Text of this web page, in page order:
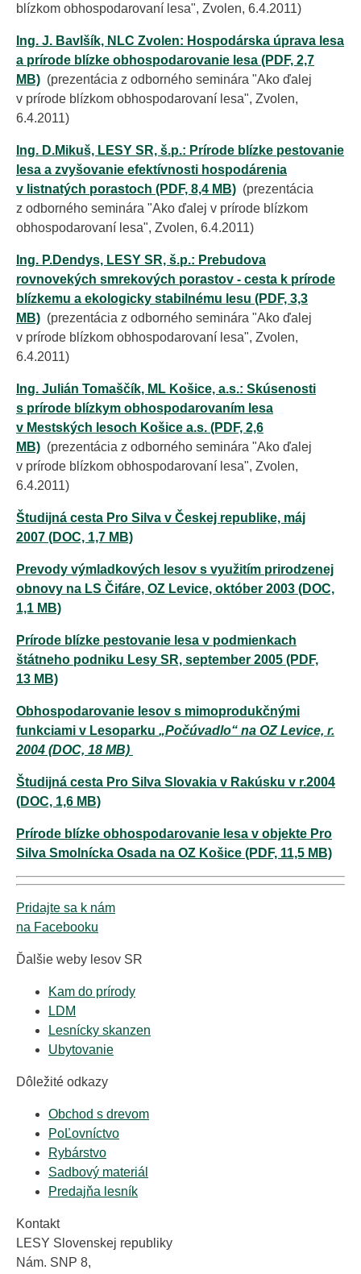
blízkom obhospodarovaní lesa", Zvolen, 6.4.2011)
Ing. J. Bavlšík, NLC Zvolen: Hospodárska úprava lesa
a prírode blízke obhospodarovanie lesa (PDF, 2,7
MB) (prezentácia z odborného seminára "Ako ďalej
v prírode blízkom obhospodarovaní lesa", Zvolen,
6.4.2011)
Ing. D.Mikuš, LESY SR, š.p.: Prírode blízke pestovanie
lesa a zvyšovanie efektívnosti hospodárenia
v listnatých porastoch (PDF, 8,4 MB) (prezentácia
z odborného seminára "Ako ďalej v prírode blízkom
obhospodarovaní lesa", Zvolen, 6.4.2011)
Ing. P.Dendys, LESY SR, š.p.: Prebudova
rovnovekých smrekových porastov - cesta k prírode
blízkemu a ekologicky stabilnému lesu (PDF, 3,3
MB) (prezentácia z odborného seminára "Ako ďalej
v prírode blízkom obhospodarovaní lesa", Zvolen,
6.4.2011)
Ing. Julián Tomaščík, ML Košice, a.s.: Skúsenosti
s prírode blízkym obhospodarovaním lesa
v Mestských lesoch Košice a.s. (PDF, 2,6
MB) (prezentácia z odborného seminára "Ako ďalej
v prírode blízkom obhospodarovaní lesa", Zvolen,
6.4.2011)
Študijná cesta Pro Silva v Českej republike, máj
2007 (DOC, 1,7 MB)
Prevody výmladkových lesov s využitím prirodzenej
obnovy na LS Čifáre, OZ Levice, október 2003 (DOC,
1,1 MB)
Prírode blízke pestovanie lesa v podmienkach
štátneho podniku Lesy SR, september 2005 (PDF,
13 MB)
Obhospodarovanie lesov s mimoprodukčnými
funkciami v Lesoparku „Počúvadlo“ na OZ Levice, r.
2004 (DOC, 18 MB)
Študijná cesta Pro Silva Slovakia v Rakúsku v r.2004
(DOC, 1,6 MB)
Prírode blízke obhospodarovanie lesa v objekte Pro
Silva Smolnícka Osada na OZ Košice (PDF, 11,5 MB)
Pridajte sa k nám
na Facebooku
Ďalšie weby lesov SR
Kam do prírody
LDM
Lesnícky skanzen
Ubytovanie
Dôležité odkazy
Obchod s drevom
PoĽovníctvo
Rybárstvo
Sadbový materiál
Predajňa lesník
Kontakt
LESY Slovenskej republiky
Nám. SNP 8,